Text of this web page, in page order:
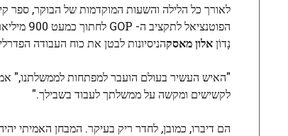
לאורך כל הלילה והשעות המוקדמות של הבוקר, ספר
הפוטנציאל לתקציב ה- GOP לחתוך כמעט 900 מיליארד דולר במימון Medicaid כדי לשלם עבור הפחתות מס, ואילו סנאטור עמיתו של ניו ג'רזי
נָדוֹןאלון מאסקהניסיונות לבטן את כוח העבודה
"האיש העשיר בעולם הועבר למפתחות לממשלתנו,"
לקשישים ומקשה על ממשלתך לעבוד בשבילך."
הם דיברו, כמובן, לחדר ריק בעיקר. המבחן